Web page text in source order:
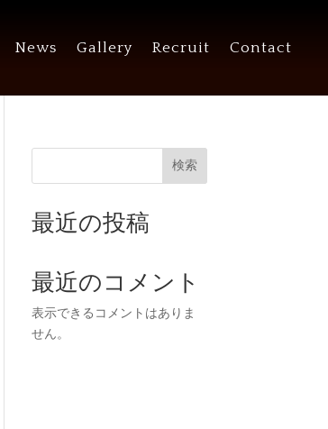
News Gallery Recruit Contact
検索
最近の投稿
最近のコメント
表示できるコメントはありま
せん。